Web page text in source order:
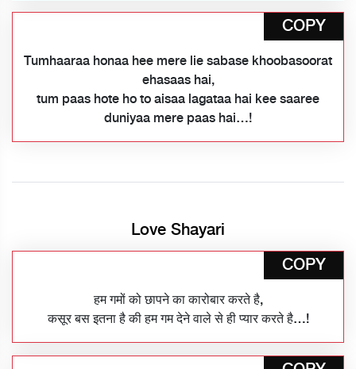
COPY
Tumhaaraa honaa hee mere lie sabase khoobasoorat
ehasaas hai,
tum paas hote ho to aisaa lagataa hai kee saaree
duniyaa mere paas hai…!
Love Shayari
COPY
हम गमों को छापने का कारोबार करते है,
कसूर बस इतना है की हम गम देने वाले से ही प्यार करते है…!